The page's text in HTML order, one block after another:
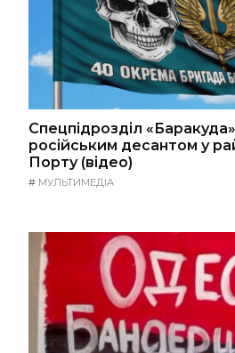
Спецпідрозділ
російським десантом у
Порту (відео)
# МУЛЬТИМЕДІА